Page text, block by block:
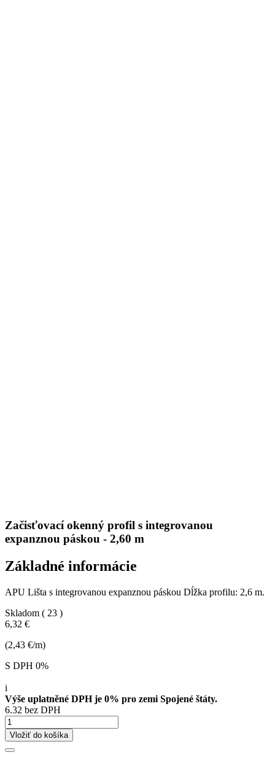
Začisťovací okenný profil s integrovanou
expanznou páskou - 2,60 m
Základné informácie
APU Lišta s integrovanou expanznou páskou Dĺžka profilu: 2,6 m.
Skladom ( 23 )
6,32 €
(2,43 €/m)
S DPH 0%
i
Výše uplatněné DPH je 0% pro zemi Spojené štáty.
6.32 bez DPH
Vložiť do košíka